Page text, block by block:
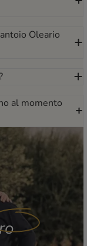
Oleario
al momento